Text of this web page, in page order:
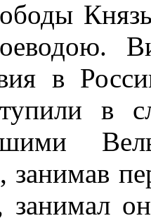
в
в
занимав
занимал